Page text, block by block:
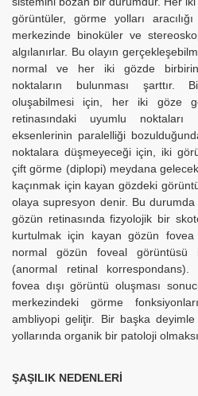
görüntüler, görme yolları
merkezinde binoküler ve
algılanırlar. Bu olayın
normal ve her iki gözde
noktaların bulunması şarttır.
oluşabilmesi için, her iki göze
retinasındaki uyumlu
eksenlerinin paralelliği
noktalara düşmeyeceği için, iki
çift görme (diplopi) meydana
kaçınmak için kayan gözdeki
olaya supresyon denir. Bu durumda
gözün retinasında fizyolojik bir
kurtulmak için kayan gözün fovea
normal gözün foveal
(anormal retinal
fovea dışı görüntü oluşması
merkezindeki görme
ambliyopi geliţir. Bir başka
yollarında organik bir patoloji
ŞAŞILIK NEDENLERİ